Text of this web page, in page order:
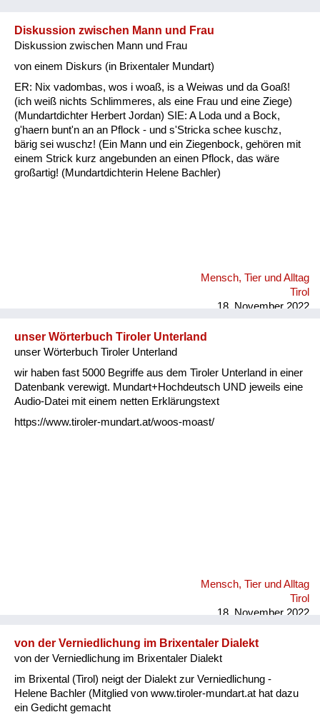
Kategorie
Natur und Landwirtschaft
Fluchen und Reden
Mensch, Tier und Alltag
Schmankerln und
Diskussion zwischen Mann und Frau
Diskussion zwischen Mann und Frau
von einem Diskurs (in Brixentaler Mundart)
ER: Nix vadombas, wos i woaß, is a Weiwas und da Goaß!
(ich weiß nichts Schlimmeres, als eine Frau und eine Ziege)
(Mundartdichter Herbert Jordan) SIE: A Loda und a Bock,
g'haern bunt'n an an Pflock - und s'Stricka schee kuschz,
bärig sei wuschz! (Ein Mann und ein Ziegenbock, gehören mit
einem Strick kurz angebunden an einen Pflock, das wäre
großartig! (Mundartdichterin Helene Bachler)
Mensch, Tier und Alltag
Tirol
18. November 2022
unser Wörterbuch Tiroler Unterland
unser Wörterbuch Tiroler Unterland
wir haben fast 5000 Begriffe aus dem Tiroler Unterland in einer
Datenbank verewigt. Mundart+Hochdeutsch UND jeweils eine
Audio-Datei mit einem netten Erklärungstext
https://www.tiroler-mundart.at/woos-moast/
Mensch, Tier und Alltag
Tirol
18. November 2022
von der Verniedlichung im Brixentaler Dialekt
von der Verniedlichung im Brixentaler Dialekt
im Brixental (Tirol) neigt der Dialekt zur Verniedlichung -
Helene Bachler (Mitglied von www.tiroler-mundart.at hat dazu
ein Gedicht gemacht